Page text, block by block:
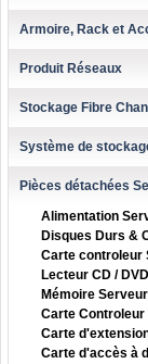
Armoire, Rack et
Produit Réseaux
Stockage Fibre
Système de
Pièces détachées
Alimentation
Disques Durs &
Carte controleur
Lecteur CD /
Mémoire Serveur
Carte Controleur
Carte
Carte d'accès à